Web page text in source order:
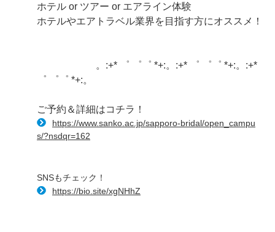
ホテル or ツアー or エアライン体験
ホテルやエアトラベル業界を目指す方にオススメ！
。:+* ゜ ゜゜ *+:。:+* ゜ ゜゜ *+:。:+*
゜ ゜゜ *+:。
ご予約＆詳細はコチラ！
https://www.sanko.ac.jp/sapporo-bridal/open_campu
s/?nsdqr=162
SNSもチェック！
https://bio.site/xgNHhZ